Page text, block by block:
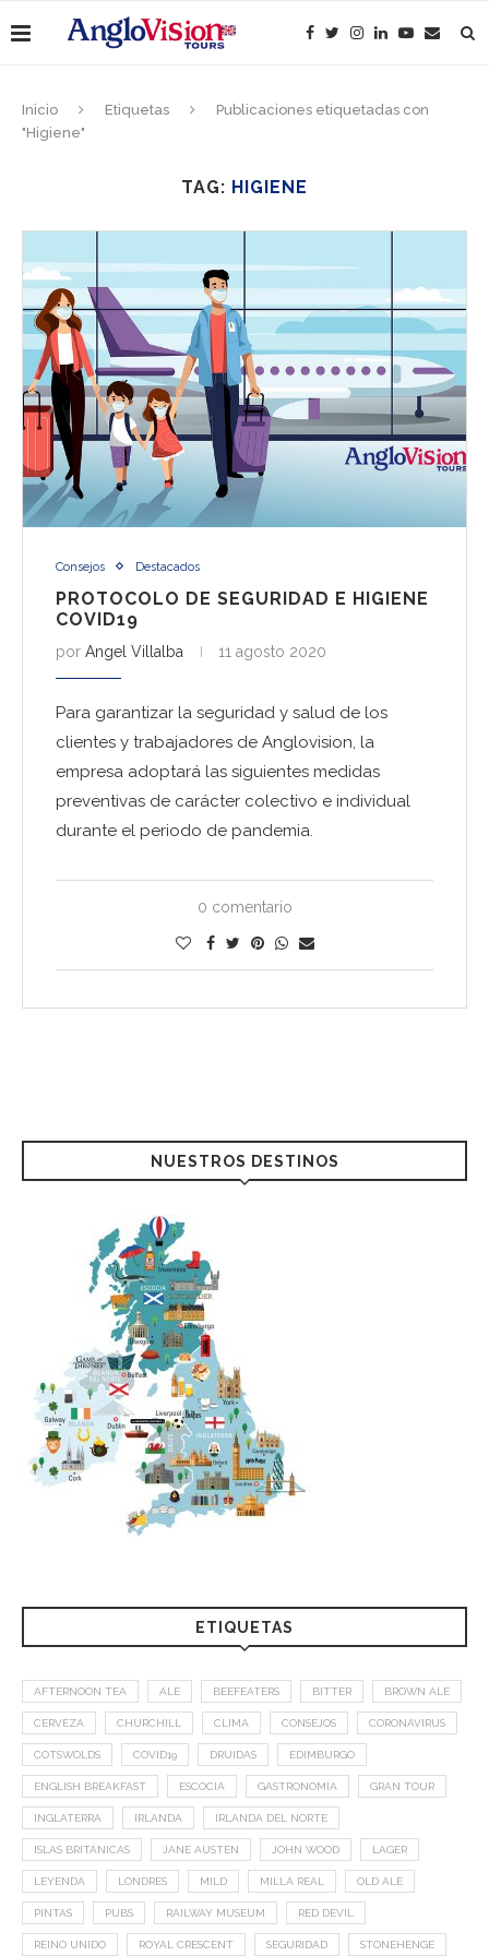
Inicio Etiquetas
Publicaciones etiquetadas con
"Higiene"
TAG: HIGIENE
Consejos Destacados
PROTOCOLO DE SEGURIDAD E HIGIENE
COVID19
por Angel Villalba 11 agosto 2020
Para garantizar la seguridad y salud de los
clientes y trabajadores de Anglovision, la
empresa adoptará las siguientes medidas
preventivas de carácter colectivo e individual
durante el periodo de pandemia.
0 comentario
NUESTROS DESTINOS
ETIQUETAS
AFTERNOON TEA ALE BEEFEATERS BITTER BROWN ALE
CERVEZA CHURCHILL CLIMA CONSEJOS CORONAVIRUS
COTSWOLDS COVID19 DRUIDAS EDIMBURGO
ENGLISH BREAKFAST ESCOCIA GASTRONOMÍA GRAN TOUR
INGLATERRA IRLANDA IRLANDA DEL NORTE
ISLAS BRITÁNICAS JANE AUSTEN JOHN WOOD LAGER
LEYENDA LONDRES MILD MILLA REAL OLD ALE
PINTAS PUBS RAILWAY MUSEUM RED DEVIL
REINO UNIDO ROYAL CRESCENT SEGURIDAD STONEHENGE